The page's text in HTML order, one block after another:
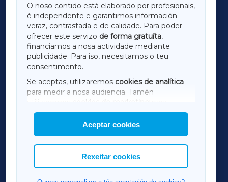
O noso contido está elaborado por profesionais,
é independente e garantimos información
veraz, contrastada e de calidade. Para poder
ofrecer este servizo de forma gratuíta,
financiamos a nosa actividade mediante
publicidade. Para iso, necesitamos o teu
consentimento.
Se aceptas, utilizaremos cookies de analítica
para medir a nosa audiencia. Tamén
utilizaremos
cookies de marketing
mostrar publicidade de terceiros.
Así mesmo, podes personalizar a elección das
cookies que desexas permitir.
Aceptar cookies
Rexeitar cookies
LUGOXA
TERRACHAXA
AMARIÑAXA
RIBEIRASACRAXA
ACORUÑAXA
FERROLXA